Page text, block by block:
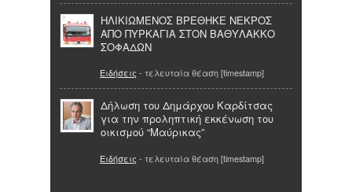
ΗΛΙΚΙΩΜΕΝΟΣ ΒΡΕΘΗΚΕ ΝΕΚΡΟΣ
ΑΠΟ ΠΥΡΚΑΓΙΑ ΣΤΟΝ ΒΑΘΥΛΑΚΚΟ
ΣΟΦΑΔΩΝ
Ειδήσεις - τελευταία θέαση [timestamp]
Δήλωση του Δημάρχου Καρδίτσας
για την προληπτική εκκένωση του
οικισμού “Μαύρικας”
Ειδήσεις - τελευταία θέαση [timestamp]